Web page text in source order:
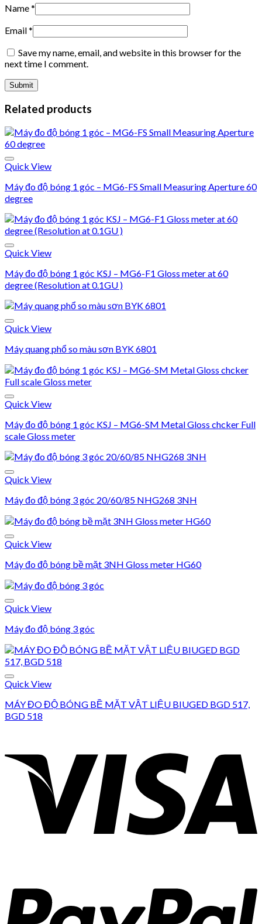
Name*
Email*
Save my name, email, and website in this browser for the
next time I comment.
Related products
Add to wishlist
Quick View
Máy đo độ bóng 1 góc – MG6-FS Small Measuring Aperture 60
degree
Quick View
Máy đo độ bóng 1 góc KSJ – MG6-F1 Gloss meter at 60
degree (Resolution at 0.1GU )
Quick View
Máy quang phổ so màu sơn BYK 6801
Add to wishlist
Quick View
Máy đo độ bóng 1 góc KSJ – MG6-SM Metal Gloss chcker Full
scale Gloss meter
Quick View
Máy đo độ bóng 3 góc 20/60/85 NHG268 3NH
Quick View
Máy đo độ bóng bề mặt 3NH Gloss meter HG60
Quick View
Máy đo độ bóng 3 góc
Quick View
MÁY ĐO ĐỘ BÓNG BỀ MẶT VẬT LIỆU BIUGED BGD 517,
BGD 518